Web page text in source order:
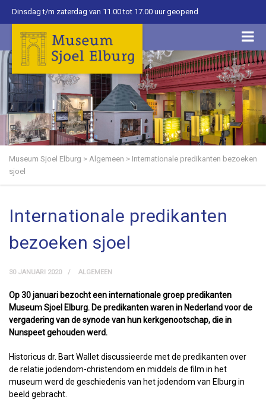
Dinsdag t/m zaterdag van 11.00 tot 17.00 uur geopend
Museum Sjoel Elburg > Algemeen > Internationale predikanten bezoeken
sjoel
Internationale predikanten
bezoeken sjoel
30 JANUARI 2020 ALGEMEEN
Op 30 januari bezocht een internationale groep predikanten
Museum Sjoel Elburg. De predikanten waren in Nederland voor de
vergadering van de synode van hun kerkgenootschap, die in
Nunspeet gehouden werd.
Historicus dr. Bart Wallet discussieerde met de predikanten over
de relatie jodendom-christendom en middels de film in het
museum werd de geschiedenis van het jodendom van Elburg in
beeld gebracht.